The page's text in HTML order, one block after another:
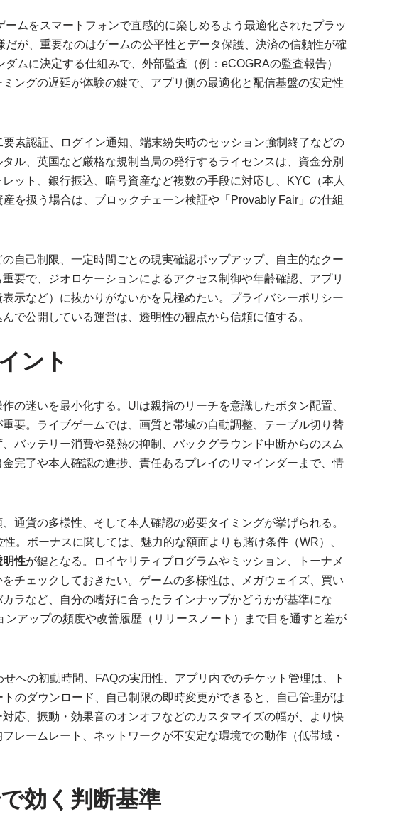
ムをスマートフォンで直感的に楽しめるよう最適化されたプラッ
が、重要なのはゲームの公平性とデータ保護、決済の信頼性が確
ムに決定する仕組みで、外部監査（例：eCOGRAの監査報告）
ングの遅延が体験の鍵で、アプリ側の最適化と配信基盤の安定性
素認証、ログイン通知、端末紛失時のセッション強制終了などの
ル、英国など厳格な規制当局の発行するライセンスは、資金分別
ット、銀行振込、暗号資産など複数の手段に対応し、KYC（本人
を扱う場合は、ブロックチェーン検証や「Provably Fair」の仕組
自己制限、一定時間ごとの現実確認ポップアップ、自主的なクー
要で、ジオロケーションによるアクセス制御や年齢確認、アプリ
示など）に抜かりがないかを見極めたい。プライバシーポリシー
で公開している運営は、透明性の観点から信頼に値する。
ント
の迷いを最小化する。UIは親指のリーチを意識したボタン配置、
要。ライブゲームでは、画質と帯域の自動調整、テーブル切り替
バッテリー消費や発熱の抑制、バックグラウンド中断からのスム
完了や本人確認の進捗、責任あるプレイのリマインダーまで、情
通貨の多様性、そして本人確認の必要タイミングが挙げられる。
。ボーナスに関しては、魅力的な額面よりも賭け条件（WR）、
明性が鍵となる。ロイヤリティプログラムやミッション、トーナメ
チェックしておきたい。ゲームの多様性は、メガウェイズ、買い
ラなど、自分の嗜好に合ったラインナップかどうかが基準にな
アップの頻度や改善履歴（リリースノート）まで目を通すと差が
への初動時間、FAQの実用性、アプリ内でのチケット管理は、ト
のダウンロード、自己制限の即時変更ができると、自己管理がは
応、振動・効果音のオンオフなどのカスタマイズの幅が、より快
レームレート、ネットワークが不安定な環境での動作（低帯域・
効く判断基準